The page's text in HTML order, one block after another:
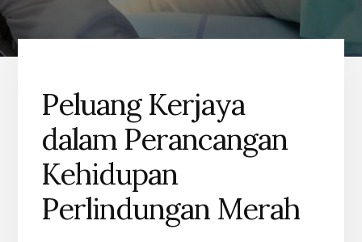
Peluang Kerjaya
dalam Perancangan
Kehidupan
Perlindungan Merah